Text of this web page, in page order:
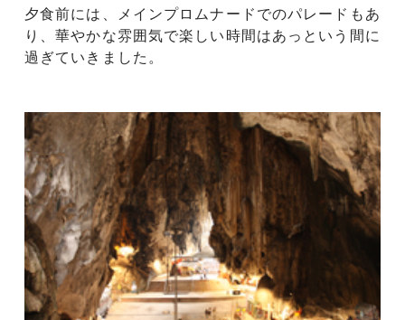
夕食前には、メインプロムナードでのパレードもあ
り、華やかな雰囲気で楽しい時間はあっという間に
過ぎていきました。